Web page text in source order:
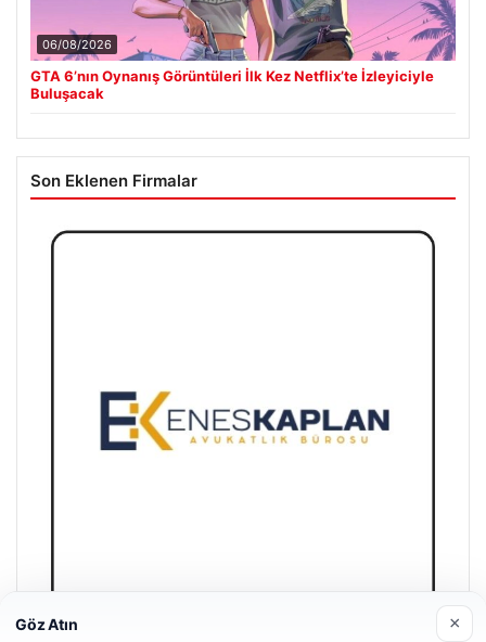
06/08/2026
GTA 6’nın Oynanış Görüntüleri İlk Kez Netflix’te İzleyiciyle
Buluşacak
Son Eklenen Firmalar
Göz Atın ×